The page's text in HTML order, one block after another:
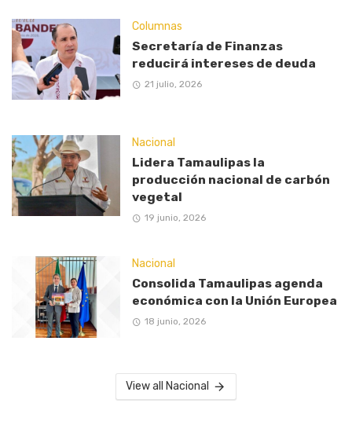
Columnas
Secretaría de Finanzas
reducirá intereses de deuda
21 julio, 2026
Nacional
Lidera Tamaulipas la
producción nacional de carbón
vegetal
19 junio, 2026
Nacional
Consolida Tamaulipas agenda
económica con la Unión Europea
18 junio, 2026
View all Nacional